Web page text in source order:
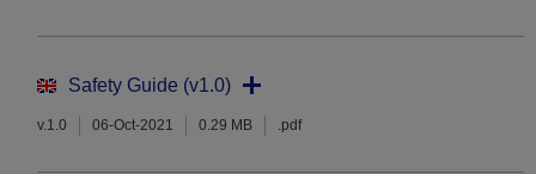
Safety Guide (v1.0)
v.1.0 06-Oct-2021 0.29 MB .pdf